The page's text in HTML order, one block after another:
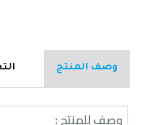
وصف المنتج
وصف للمنتج :